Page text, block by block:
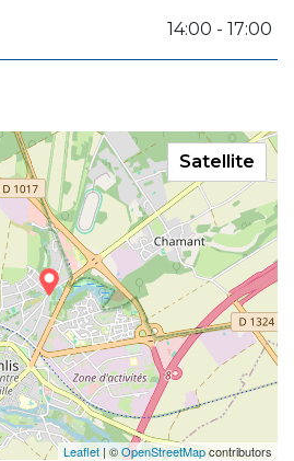
14:00 - 17:00
Leaflet | ©OpenStreetMapcontributors
Satellite